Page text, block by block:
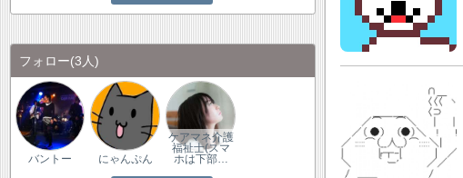
フォロー(3人)
バントー にゃんぷん
ケアマネ介護
福祉士(スマ
ホは下部…